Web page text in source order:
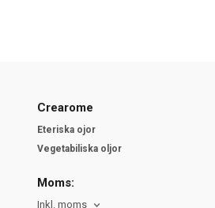
Crearome
Eteriska ojor
Vegetabiliska oljor
Moms:
Inkl. moms